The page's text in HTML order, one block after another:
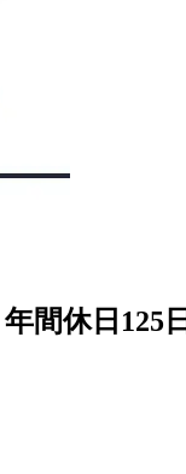
間休日